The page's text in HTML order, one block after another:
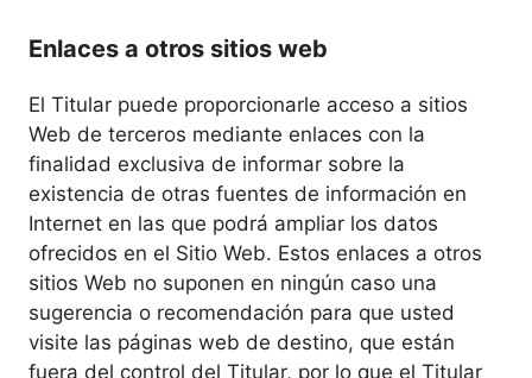
Enlaces a otros sitios web
El Titular puede proporcionarle acceso a sitios
Web de terceros mediante enlaces con la
finalidad exclusiva de informar sobre la
existencia de otras fuentes de información en
Internet en las que podrá ampliar los datos
ofrecidos en el Sitio Web. Estos enlaces a otros
sitios Web no suponen en ningún caso una
sugerencia o recomendación para que usted
visite las páginas web de destino, que están
fuera del control del Titular, por lo que el Titular